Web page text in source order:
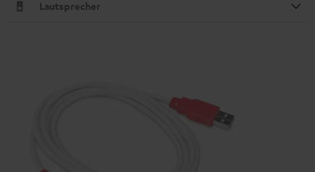
Lautsprecher